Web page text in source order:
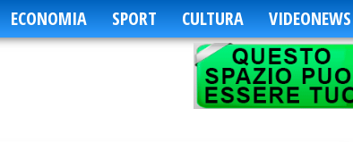
ECONOMIA SPORT CULTURA VIDEONEWS